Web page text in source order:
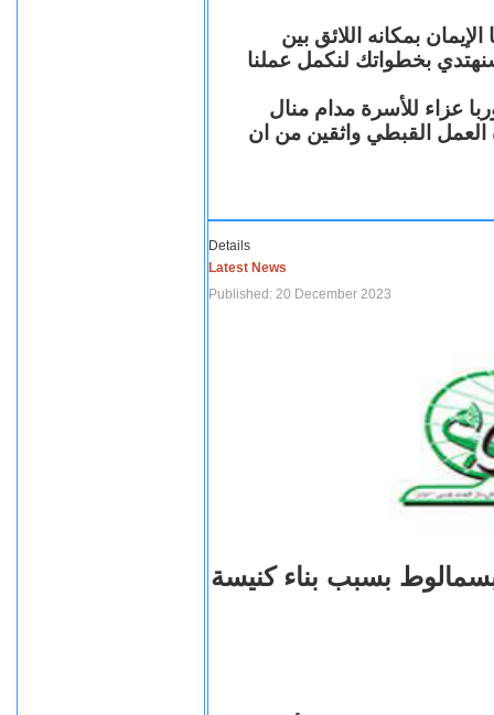
بمكانه اللائق بين
بخطواتك لنكمل عملنا
عزاء للأسرة مدام منال
العمل القبطي واثقين من ان
Details
Latest News
Published: 20 December 2023
بسبب بناء كنيسة